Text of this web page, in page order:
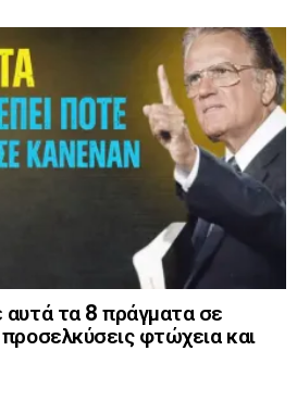
αυτά τα 8 πράγματα σε
φτώχεια και